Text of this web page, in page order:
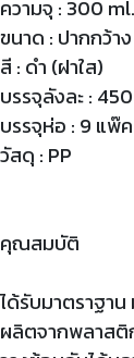
ความจุ : 300 ml.
ขนาด : ปากกว้า
สี : ดำ (ฝาใส)
บรรจุลังละ :
บรรจุห่อ : 9 แพ๊
วัสดุ : PP
คุณสมบัติ
ได้รับมาตราฐาน
ผลิตจากพลาสติ